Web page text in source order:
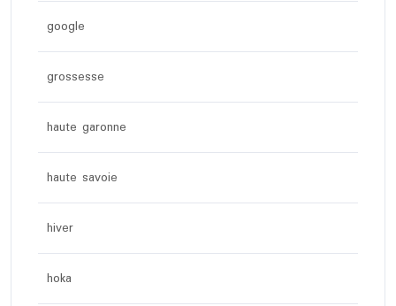
google
grossesse
haute garonne
haute savoie
hiver
hoka